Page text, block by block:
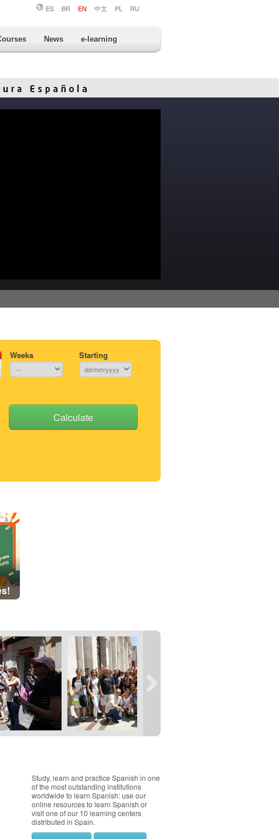
ES BR EN 中文 PL RU
News e-learning
Weeks Starting
Calculate
Study, learn and practice Spanish in one
of the most outstanding institutions
worldwide to learn Spanish: use our
online resources to learn Spanish or
visit one of our 10 learning centers
distributed in Spain.